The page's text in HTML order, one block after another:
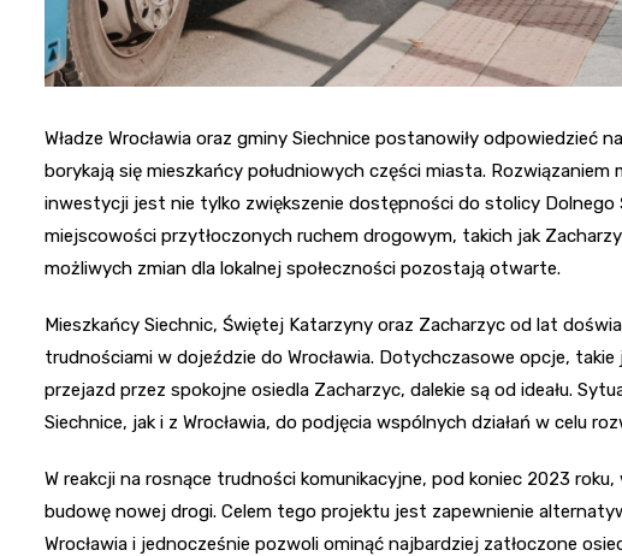
Władze Wrocławia oraz gminy Siechnice postanowiły odpowiedzieć
borykają się mieszkańcy południowych części miasta.
inwestycji jest nie tylko zwiększenie dostępności do stolicy Dolnego
miejscowości przytłoczonych ruchem drogowym, takich jak
możliwych zmian dla lokalnej społeczności pozostają otwarte.
Mieszkańcy Siechnic, Świętej Katarzyny oraz Zacharzyc od lat
trudnościami w dojeździe do Wrocławia. Dotychczasowe opcje,
przejazd przez spokojne osiedla Zacharzyc, dalekie są od ideału.
Siechnice, jak i z Wrocławia, do podjęcia wspólnych działań w celu
W reakcji na rosnące trudności komunikacyjne, pod koniec 2023 roku,
budowę nowej drogi. Celem tego projektu jest zapewnienie
Wrocławia i jednocześnie pozwoli ominąć najbardziej zatłoczone